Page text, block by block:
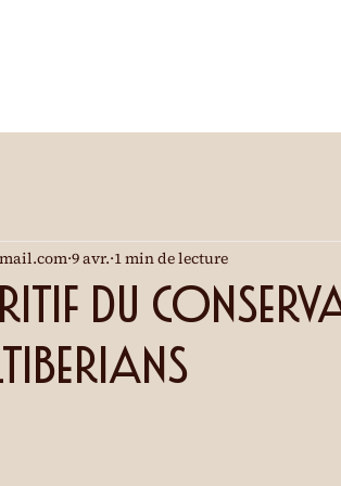
du
9 avr. 1 min de lecture